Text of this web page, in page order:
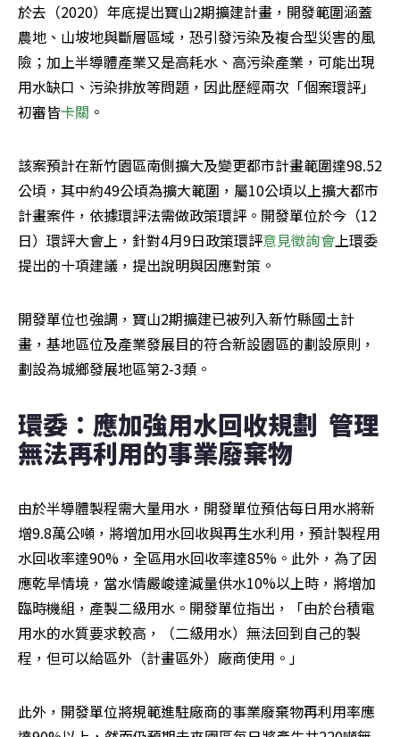
於去（2020）年底提出寶山2期擴建計畫，開發範圍涵蓋
農地、山坡地與斷層區域，恐引發污染及複合型災害的風
險；加上半導體產業又是高耗水、高污染產業，可能出現
用水缺口、污染排放等問題，因此歷經兩次「個案環評」
初審皆卡關 。
該案預計在新竹園區南側擴大及變更都市計畫範圍達98.52
公頃，其中約49公頃為擴大範圍，屬10公頃以上擴大都市
計畫案件，依據環評法需做政策環評。開發單位於今（12
日）環評大會上，針對4月9日政策環評意見徵詢會上環委
提出的十項建議，提出說明與因應對策。
開發單位也強調，寶山2期擴建已被列入新竹縣國土計
畫，基地區位及產業發展目的符合新設園區的劃設原則，
劃設為城鄉發展地區第2-3類。
環委：應加強用水回收規劃  管理
無法再利用的事業廢棄物
由於半導體製程需大量用水，開發單位預估每日用水將新
增9.8萬公噸，將增加用水回收與再生水利用，預計製程用
水回收率達90%，全區用水回收率達85%。此外，為了因
應乾旱情境，當水情嚴峻達減量供水10%以上時，將增加
臨時機組，產製二級用水。開發單位指出，「由於台積電
用水的水質要求較高，（二級用水）無法回到自己的製
程，但可以給區外（計畫區外）廠商使用。」
此外，開發單位將規範進駐廠商的事業廢棄物再利用率應